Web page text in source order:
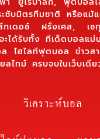
ะชับมิตรทีมชาติ หรือแม้
เดอซ์ ฝรั่งเศส, เ
ได้รับทั้ง ทีเด็ดบอลแ
ล ไฮไลท์ฟุตบอล ข่าวส
ไทม์ ครบจบในเว็บเดี
วิเคราะห์บอล